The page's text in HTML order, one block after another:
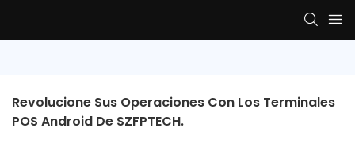
Revolucione Sus Operaciones Con Los Terminales
POS Android De SZFPTECH.